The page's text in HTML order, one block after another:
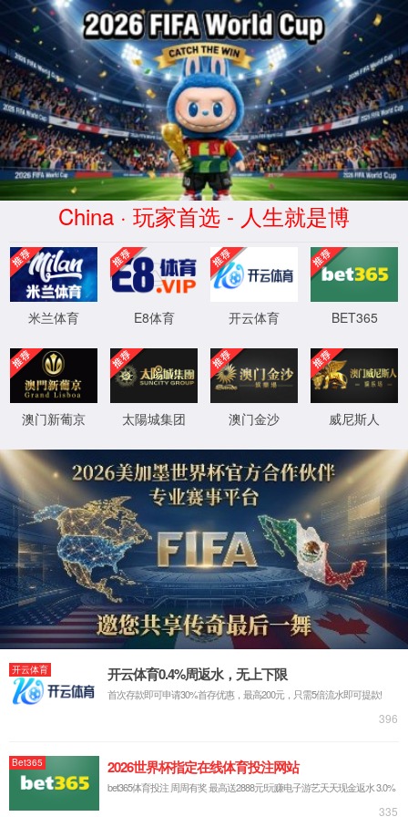
你所浏览的页面暂时无法
访问
你可以返回上一页重试
返回上一页
XML 地图